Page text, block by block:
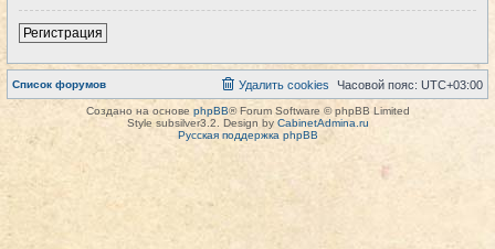
Регистрация
Список форумов Часовой пояс: UTC+03:00
Удалить cookies
Создано на основе phpBB® Forum Software © phpBB Limited
Style subsilver3.2. Design by CabinetAdmina.ru
Русская поддержка phpBB